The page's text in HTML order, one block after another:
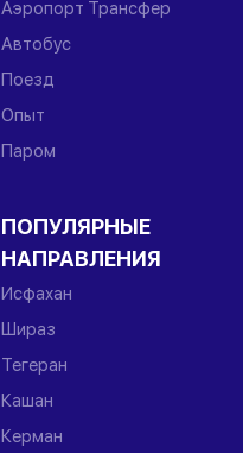
Аэропорт Трансфер
Автобус
Поезд
Опыт
Паром
ПОПУЛЯРНЫЕ
НАПРАВЛЕНИЯ
Исфахан
Шираз
Тегеран
Кашан
Керман